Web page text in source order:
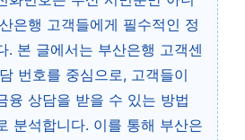
은행 고객들에게 필수적인 정
. 본 글에서는 부산은행 고객센
번호를 중심으로, 고객들이
융 상담을 받을 수 있는 방법
분석합니다. 이를 통해 부산은